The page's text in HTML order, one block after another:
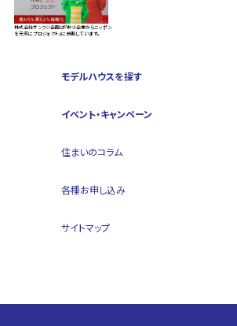
株式会社サンフジ企画は『中小企業からニッポン
を元気にプロジェクト』に参画しています。
モデルハウスを探す
イベント・キャンペーン
住まいのコラム
各種お申し込み
サイトマップ